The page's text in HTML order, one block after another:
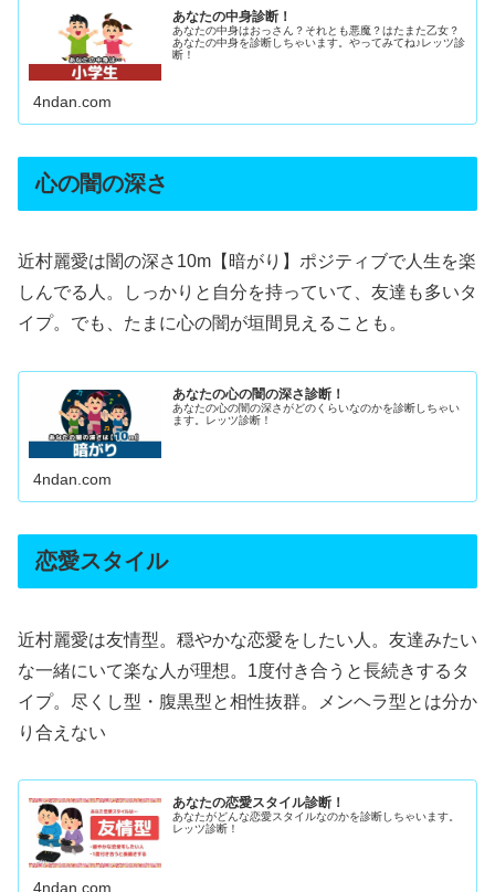
あなたの中身診断！
あなたの中身はおっさん？それとも悪魔？はたまた乙女？
あなたの中身を診断しちゃいます。やってみてね♪レッツ診
断！
4ndan.com
心の闇の深さ
近村麗愛は闇の深さ10m【暗がり】ポジティブで人生を楽
しんでる人。しっかりと自分を持っていて、友達も多いタ
イプ。でも、たまに心の闇が垣間見えることも。
あなたの心の闇の深さ診断！
あなたの心の闇の深さがどのくらいなのかを診断しちゃい
ます。レッツ診断！
4ndan.com
恋愛スタイル
近村麗愛は友情型。穏やかな恋愛をしたい人。友達みたい
な一緒にいて楽な人が理想。1度付き合うと長続きするタ
イプ。尽くし型・腹黒型と相性抜群。メンヘラ型とは分か
り合えない
あなたの恋愛スタイル診断！
あなたがどんな恋愛スタイルなのかを診断しちゃいます。
レッツ診断！
4ndan.com